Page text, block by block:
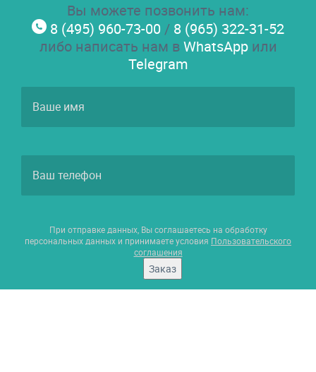
Вы можете позвонить нам:
8 (495) 960-73-00 / 8 (965) 322-31-52
либо написать нам вWhatsAppили
Telegram
При отправке данных, Вы соглашаетесь на обработку
персональных данных и принимаете условия Пользовательского
соглашения
Заказ